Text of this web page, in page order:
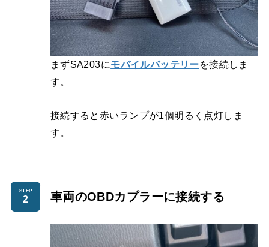
まずSA203にモバイルバッテリーを接続しま
す。
接続すると赤いランプが1個明るく点灯しま
す。
STEP 車両のOBDカプラーに接続する